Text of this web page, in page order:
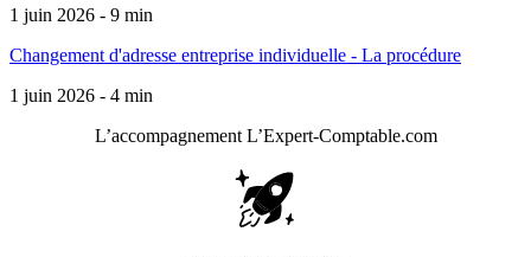
1 juin 2026 - 9 min
Changement d'adresse entreprise individuelle - La procédure
1 juin 2026 - 4 min
L’accompagnement L’Expert-Comptable.com